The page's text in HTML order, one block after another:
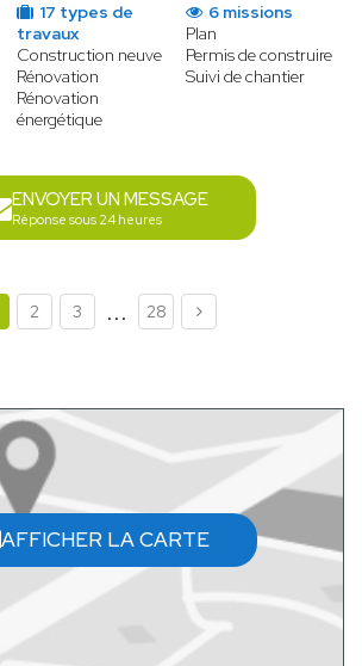
17 types de
travaux
Construction neuve
Rénovation
Rénovation
énergétique
6 missions
Plan
Permis de construire
Suivi de chantier
ENVOYER UN MESSAGE
Réponse sous 24 heures
2 3 ... 28
AFFICHER LA CARTE